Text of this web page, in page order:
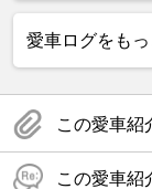
愛車ログをも
この愛車紹
この愛車紹